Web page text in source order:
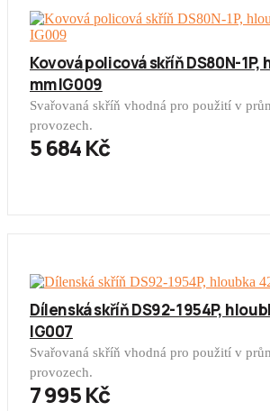
Kovová policová skříň DS80N-1P,
mm IG009
Svařovaná skříň vhodná pro použití v
provozech.
5 684 Kč
Dílenská skříň DS92-1954P,
IG007
Svařovaná skříň vhodná pro použití v
provozech.
7 995 Kč